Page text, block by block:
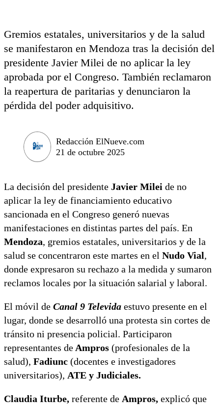
Gremios estatales, universitarios y de la salud
se manifestaron en Mendoza tras la decisión del
presidente Javier Milei de no aplicar la ley
aprobada por el Congreso. También reclamaron
la reapertura de paritarias y denunciaron la
pérdida del poder adquisitivo.
Redacción ElNueve.com
21 de octubre 2025
La decisión del presidente Javier Milei de no
aplicar la ley de financiamiento educativo
sancionada en el Congreso generó nuevas
manifestaciones en distintas partes del país. En
Mendoza, gremios estatales, universitarios y de la
salud se concentraron este martes en el Nudo Vial,
donde expresaron su rechazo a la medida y sumaron
reclamos locales por la situación salarial y laboral.
El móvil de Canal 9 Televida estuvo presente en el
lugar, donde se desarrolló una protesta sin cortes de
tránsito ni presencia policial. Participaron
representantes de Ampros (profesionales de la
salud), Fadiunc (docentes e investigadores
universitarios), ATE y Judiciales.
Claudia Iturbe, referente de Ampros, explicó que